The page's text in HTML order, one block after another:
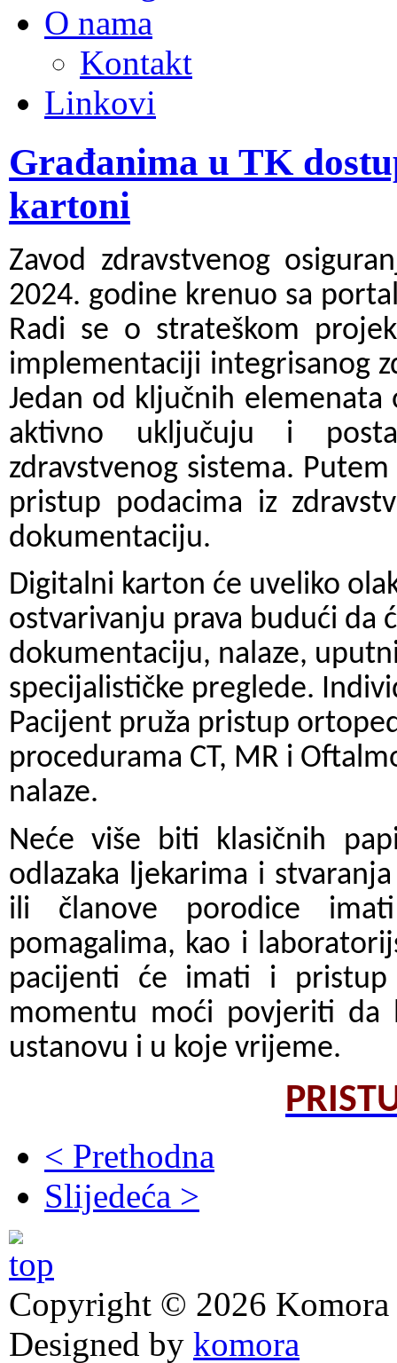
O nama
Kontakt
Linkovi
Građanima u TK
kartoni
Zavod zdravstvenog
2024. godine krenuo sa
Radi se o strateškom
implementaciji integrisanog
Jedan od ključnih elemenata
aktivno uključuju i
zdravstvenog sistema.
pristup podacima iz
dokumentaciju.
Digitalni karton će uveliko
ostvarivanju prava budući da
dokumentaciju, nalaze,
specijalističke preglede.
Pacijent pruža pristup
procedurama CT, MR i
nalaze.
Neće više biti klasičnih
odlazaka ljekarima i
ili članove porodice
pomagalima, kao i
pacijenti će imati i pristup
momentu moći povjeriti da
ustanovu i u koje vrijeme.
< Prethodna
Slijedeća >
Copyright © 2026 Komora
Designed by komora